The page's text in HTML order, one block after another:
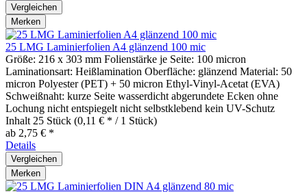
Vergleichen
Merken
25 LMG Laminierfolien A4 glänzend 100 mic
Größe: 216 x 303 mm Folienstärke je Seite: 100 micron
Laminationsart: Heißlamination Oberfläche: glänzend Material: 50
micron Polyester (PET) + 50 micron Ethyl-Vinyl-Acetat (EVA)
Schweißnaht: kurze Seite wasserdicht abgerundete Ecken ohne
Lochung nicht entspiegelt nicht selbstklebend kein UV-Schutz
Inhalt 25 Stück (0,11 € * / 1 Stück)
ab 2,75 € *
Details
Vergleichen
Merken